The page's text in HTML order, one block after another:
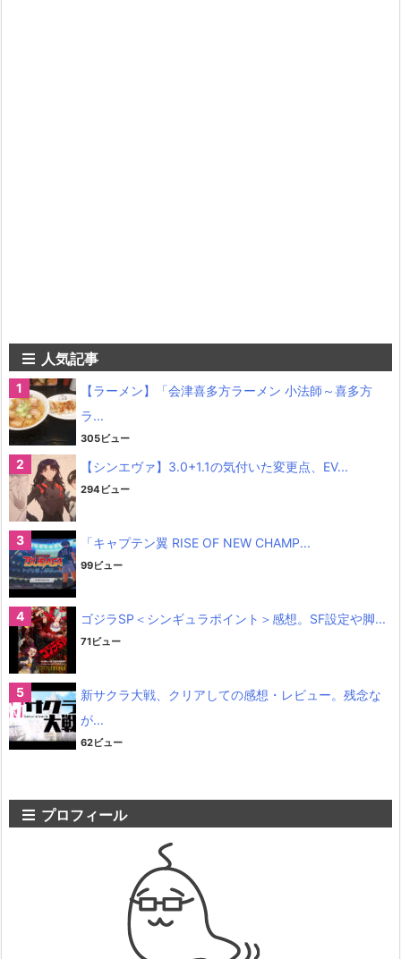
人気記事
【ラーメン】「会津喜多方ラーメン 小法師～喜多方
ラ...
305ビュー
【シンエヴァ】3.0+1.1の気付いた変更点、EV...
294ビュー
「キャプテン翼 RISE OF NEW CHAMP...
99ビュー
ゴジラSP＜シンギュラポイント＞感想。SF設定や脚...
71ビュー
新サクラ大戦、クリアしての感想・レビュー。残念な
が...
62ビュー
プロフィール